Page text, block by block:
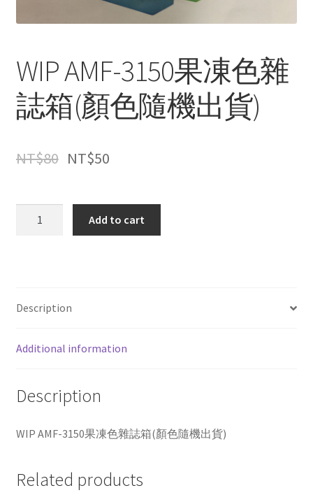
WIP AMF-3150果凍色雜
誌箱(顏色隨機出貨)
NT$80 NT$50
箱
色
隨
出
quantity
Add to cart
Description
Additional information
Description
WIP AMF-3150果凍色雜誌箱(顏色隨機出貨)
Related products